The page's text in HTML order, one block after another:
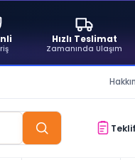
Hızlı Teslimat
Zamanında Ulaşım
KÂRDASINIZ...